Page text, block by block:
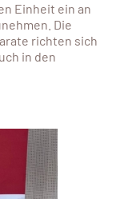
Einheit ein an
Die
richten sich
in den